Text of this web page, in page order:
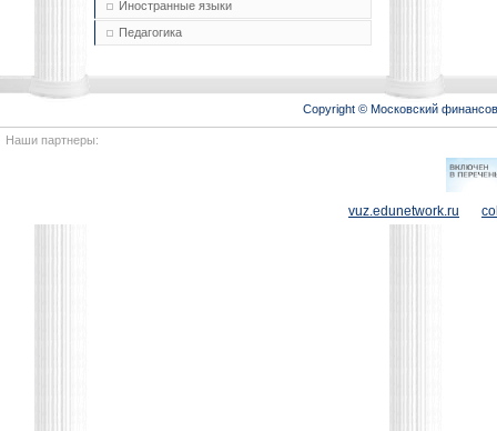
Иностранные языки
Педагогика
Copyright © Московский
Наши партнеры:
vuz.edunetwork.ru